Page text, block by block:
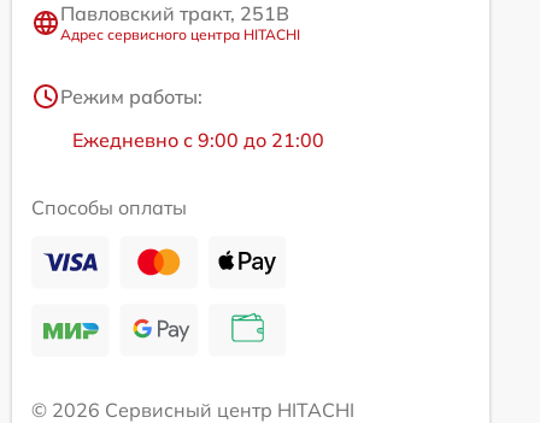
Павловский тракт, 251В
Адрес сервисного центра HITACHI
Режим работы:
Ежедневно с 9:00 до 21:00
Способы оплаты
© 2026 Сервисный центр HITACHI